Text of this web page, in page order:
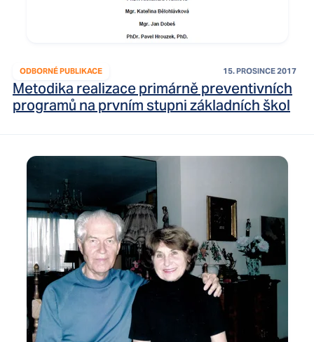
ODBORNÉ PUBLIKACE 15. PROSINCE 2017
Metodika realizace primárně preventivních
programů na prvním stupni základních škol